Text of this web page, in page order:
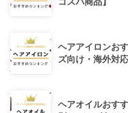
ヘアアイロンお
ズ向け・海外対
ヘアオイルおす